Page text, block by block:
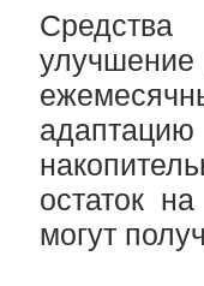
остаток
могут